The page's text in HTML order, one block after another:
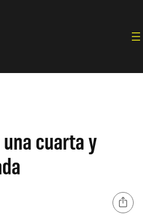
cuarta y